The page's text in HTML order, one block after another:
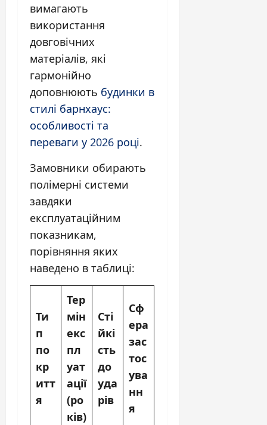
вимагають
використання
довговічних
матеріалів, які
гармонійно
доповнюють будинки в
стилі барнхаус:
особливості та
переваги у 2026 році.
Замовники обирають
полімерні системи
завдяки
експлуатаційним
показникам,
порівняння яких
наведено в таблиці:
Ти
п
по
кр
итт
я
Тер
мін
екс
пл
уат
ації
(ро
ків)
Сті
йкі
сть
до
уда
рів
Сф
ера
зас
тос
ува
нн
я